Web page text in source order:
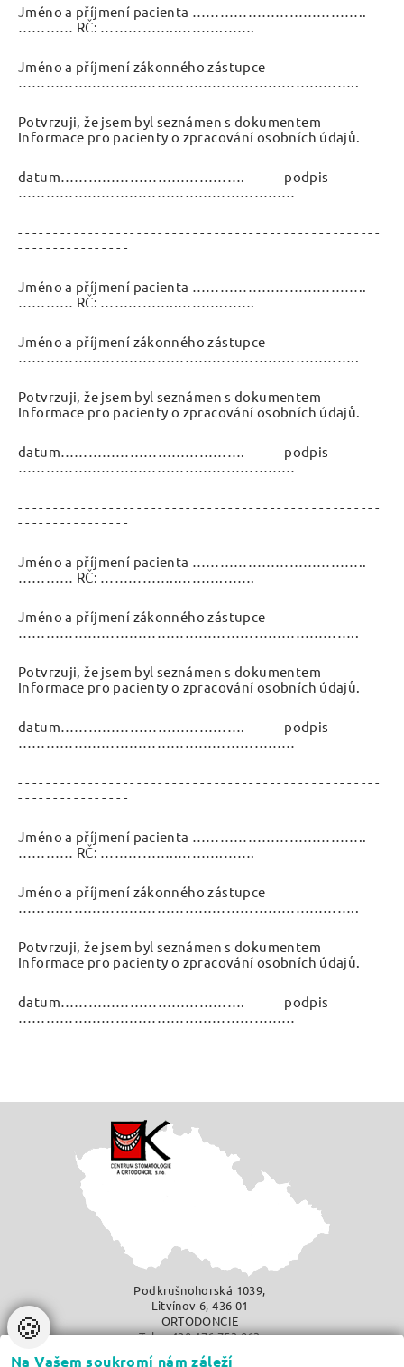
Jméno a příjmení pacienta ………………………………..
………… RČ: ……………..……….…….
Jméno a příjmení zákonného zástupce
Potvrzuji, že jsem byl seznámen s dokumentem
Informace pro pacienty o zpracování osobních údajů.
datum…………………………………. podpis
- - - - - - - - - - - - - - - - - - - - - - - - - - - - - - - - - - - - - - - - - - - - - - - - - - - -
- - - - - - - - - - - - - - - -
Jméno a příjmení pacienta ………………………………..
………… RČ: ……………..……….…….
Jméno a příjmení zákonného zástupce
Potvrzuji, že jsem byl seznámen s dokumentem
Informace pro pacienty o zpracování osobních údajů.
datum…………………………………. podpis
- - - - - - - - - - - - - - - - - - - - - - - - - - - - - - - - - - - - - - - - - - - - - - - - - - - -
- - - - - - - - - - - - - - - -
Jméno a příjmení pacienta ………………………………..
………… RČ: ……………..……….…….
Jméno a příjmení zákonného zástupce
Potvrzuji, že jsem byl seznámen s dokumentem
Informace pro pacienty o zpracování osobních údajů.
datum…………………………………. podpis
- - - - - - - - - - - - - - - - - - - - - - - - - - - - - - - - - - - - - - - - - - - - - - - - - - - -
- - - - - - - - - - - - - - - -
Jméno a příjmení pacienta ………………………………..
………… RČ: ……………..……….…….
Jméno a příjmení zákonného zástupce
Potvrzuji, že jsem byl seznámen s dokumentem
Informace pro pacienty o zpracování osobních údajů.
datum…………………………………. podpis
Podkrušnohorská 1039,
Litvínov 6, 436 01
ORTODONCIE
Tel.: +420 476 753 063
🍪
Na Vašem soukromí nám záleží